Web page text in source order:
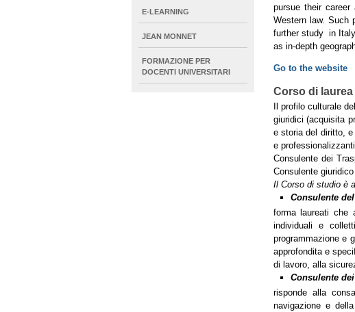
pursue their
Western law. Such
further study in
as in-depth
Go to the website
Corso di
Il profilo culturale
giuridici (acquisita
e storia del diritto,
e
Consulente dei
Consulente
Il Corso di studio è
Consulente
forma laureati che
individuali e
programmazione e
approfondita e
di lavoro, alla
Consulente
risponde alla
navigazione e
E-LEARNING
JEAN MONNET
FORMAZIONE PER
DOCENTI UNIVERSITARI